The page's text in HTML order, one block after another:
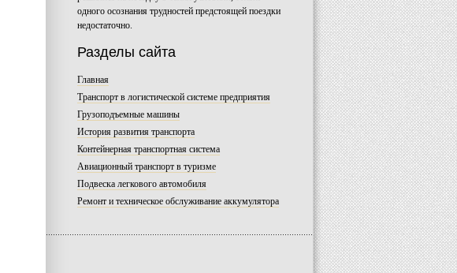
одного осознания трудностей предстоящей поездки
недостаточно.
Разделы сайта
Главная
Транспорт в логистической системе предприятия
Грузоподъемные машины
История развития транспорта
Контейнерная транспортная система
Авиационный транспорт в туризме
Подвеска легкового автомобиля
Ремонт и техническое обслуживание аккумулятора